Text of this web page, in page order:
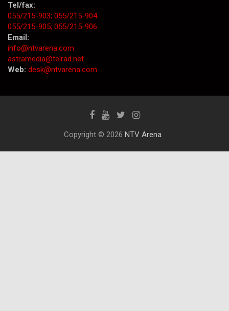
Tel/fax:
055/215-903; 055/215-904
055/215-905; 055/215-906
Email:
info@ntvarena.com
astramedia@telrad.net
Web: desk@ntvarena.com
Copyright © 2026 NTV Arena